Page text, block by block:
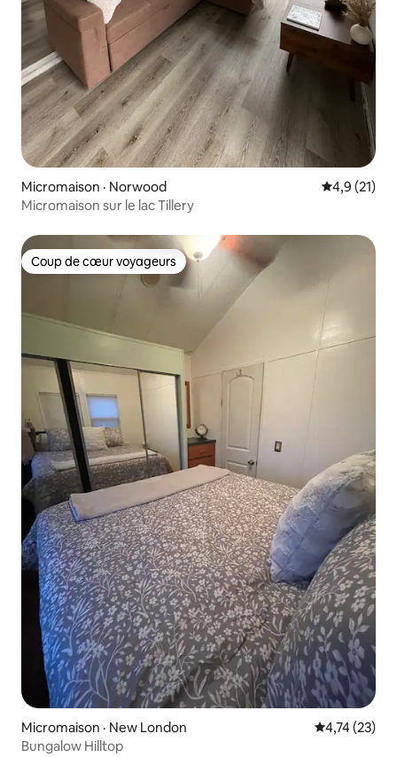
Micromaison · Norwood Note
4,9 (21)
Micromaison sur le lac Tillery
Coup de cœur voyageurs
Coup de cœur voyageurs
Micromaison · New London Note
4,74 (23)
Bungalow Hilltop